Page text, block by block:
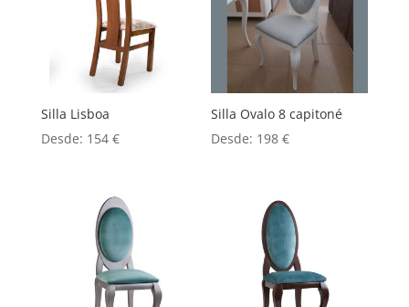
Silla Lisboa
Desde: 154 €
Silla Ovalo 8 capitoné
Desde: 198€